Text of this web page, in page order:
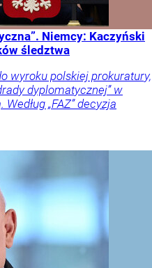
Niemcy: Kaczyński
śledztwa
wyroku polskiej prokuratury,
dyplomatycznej” w
„FAZ” decyzja